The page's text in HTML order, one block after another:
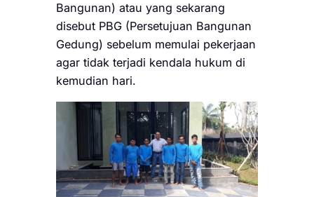
Bangunan) atau yang sekarang
disebut PBG (Persetujuan Bangunan
Gedung) sebelum memulai pekerjaan
agar tidak terjadi kendala hukum di
kemudian hari.